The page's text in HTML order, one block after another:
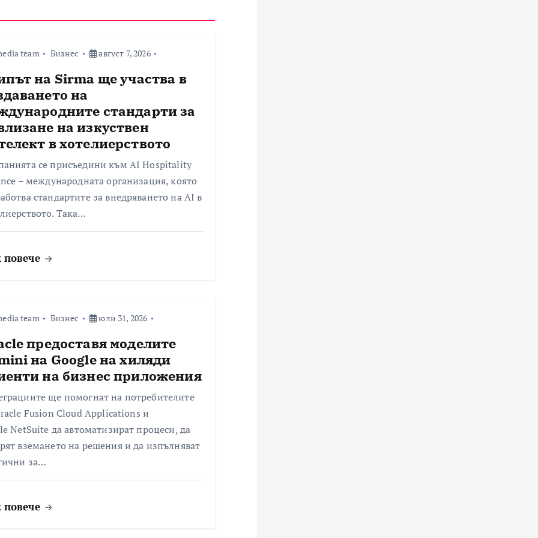
team Бизнес август 7, 2026
на Sirma ще участва в
на
стандарти за
на изкуствен
в хотелиерството
се присъедини към AI Hospitality
– международната организация, която
стандартите за внедряването на AI в
Така…
team Бизнес юли 31, 2026
предоставя моделите
на Google на хиляди
на бизнес приложения
ще помогнат на потребителите
Fusion Cloud Applications и
NetSuite да автоматизират процеси, да
вземането на решения и да изпълняват
за…